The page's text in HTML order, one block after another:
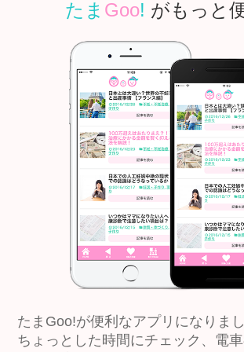
たま Goo! がもっと
たまGoo!が便利なアプリになりまし
ちょっとした時間にチェック、電